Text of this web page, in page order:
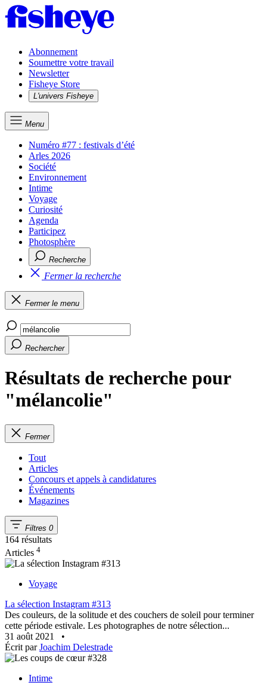
Abonnement
Soumettre votre travail
Newsletter
Fisheye Store
L'univers Fisheye
Menu
Numéro #77 : festivals d’été
Arles 2026
Société
Environnement
Intime
Voyage
Curiosité
Agenda
Participez
Photosphère
Recherche
Fermer la recherche
Fermer le menu
Rechercher
Résultats de recherche pour
"mélancolie"
Fermer
Tout
Articles
Concours et appels à candidatures
Événements
Magazines
Filtres 0
164 résultats
Articles 4
Voyage
La sélection Instagram #313
Des couleurs, de la solitude et des couchers de soleil pour terminer
cette période estivale. Les photographes de notre sélection...
31 août 2021
•
Écrit parJoachim Delestrade
Intime